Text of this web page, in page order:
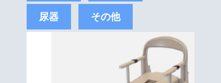
尿器 その他